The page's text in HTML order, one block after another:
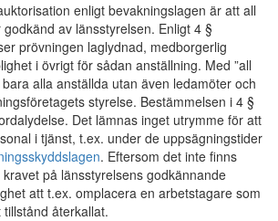
enligt bevakningslagen är att all
av länsstyrelsen. Enligt 4 §
prövningen laglydnad, medborgerlig
i övrigt för sådan anställning. Med ”all
alla anställda utan även ledamöter och
styrelse. Bestämmelsen i 4 §
Det lämnas inget utrymme för att
i tjänst, t.ex. under de uppsägningstider
. Eftersom det inte finns
på länsstyrelsens godkännande
att t.ex. omplacera en arbetstagare som
återkallat.